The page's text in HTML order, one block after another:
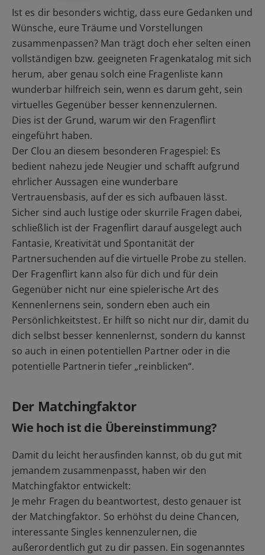
Ist es dir besonders wichtig, dass eure Gedanken und
Wünsche, eure Träume und Vorstellungen
zusammenpassen? Man trägt doch eher selten einen
vollständigen bzw. geeigneten Fragenkatalog mit sich
herum, aber genau solch eine Fragenliste kann
wunderbar hilfreich sein, wenn es darum geht, sein
virtuelles Gegenüber besser kennenzulernen.
Dies ist der Grund, warum wir den Fragenflirt
eingeführt haben.
Der Clou an diesem besonderen Fragespiel: Es
bedient nahezu jede Neugier und schafft aufgrund
ehrlicher Aussagen eine wunderbare
Vertrauensbasis, auf der es sich aufbauen lässt.
Sicher sind auch lustige oder skurrile Fragen dabei,
schließlich ist der Fragenflirt darauf ausgelegt auch
Fantasie, Kreativität und Spontanität der
Partnersuchenden auf die virtuelle Probe zu stellen.
Der Fragenflirt kann also für dich und für dein
Gegenüber nicht nur eine spielerische Art des
Kennenlernens sein, sondern eben auch ein
Persönlichkeitstest. Er hilft so nicht nur dir, damit du
dich selbst besser kennenlernst, sondern du kannst
so auch in einen potentiellen Partner oder in die
potentielle Partnerin tiefer „reinblicken“.
Der Matchingfaktor
Wie hoch ist die Übereinstimmung?
Damit du leicht herausfinden kannst, ob du gut mit
jemandem zusammenpasst, haben wir den
Matchingfaktor entwickelt:
Je mehr Fragen du beantwortest, desto genauer ist
der Matchingfaktor. So erhöhst du deine Chancen,
interessante Singles kennenzulernen, die
außerordentlich gut zu dir passen. Ein sogenanntes